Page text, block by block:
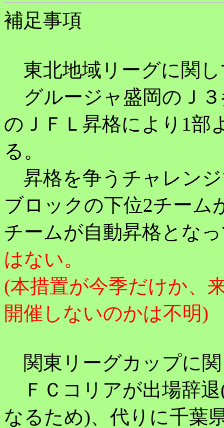
補足事項
東北地域リーグに関
グルージャ盛岡のＪ
のＪＦＬ昇格により1部
る。
昇格を争うチャレン
ブロックの下位2チーム
チームが自動昇格とな
はない。
(本措置が今季だけか、
開催しないのかは不明)
関東リーグカップに
ＦＣコリアが出場辞
なるため)、代りに千葉